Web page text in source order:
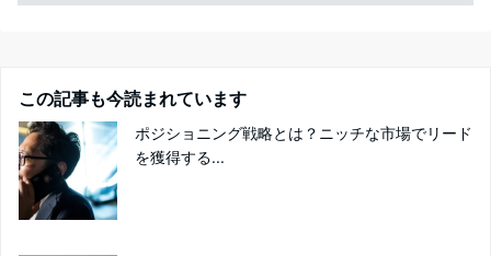
この記事も今読まれています
ポジショニング戦略とは？ニッチな市場でリード
を獲得する...